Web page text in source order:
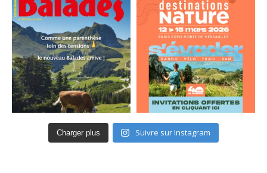
Charger plus Suivre sur Instagram